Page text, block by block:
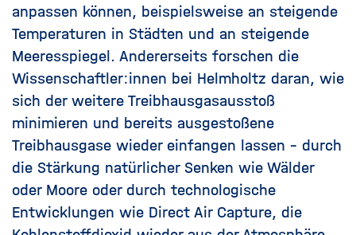
anpassen können, beispielsweise an steigende
Temperaturen in Städten und an steigende
Meeresspiegel. Andererseits forschen die
Wissenschaftler:innen bei Helmholtz daran, wie
sich der weitere Treibhausgasausstoß
minimieren und bereits ausgestoßene
Treibhausgase wieder einfangen lassen – durch
die Stärkung natürlicher Senken wie Wälder
oder Moore oder durch technologische
Entwicklungen wie Direct Air Capture, die